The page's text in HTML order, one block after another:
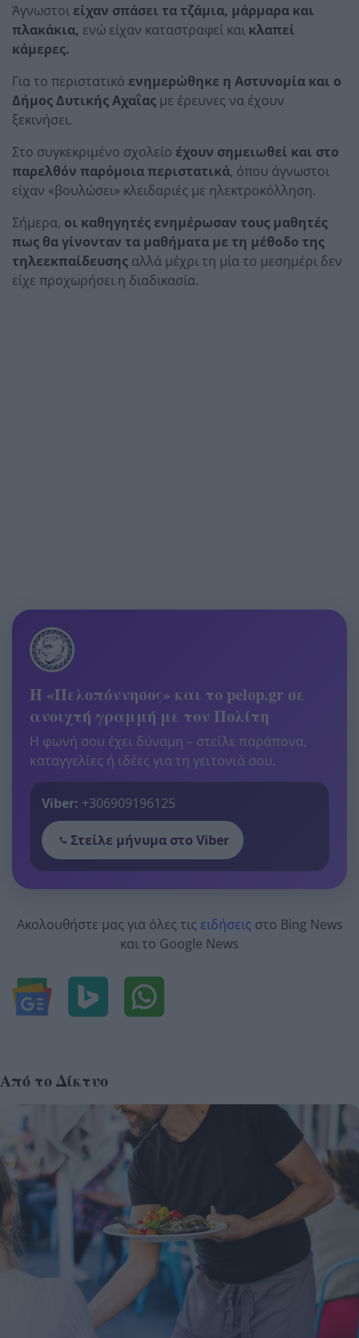
Άγνωστοι είχαν σπάσει τα τζάμια, μάρμαρα και
πλακάκια, ενώ είχαν καταστραφεί και κλαπεί
κάμερες.
Για το περιστατικό ενημερώθηκε η Αστυνομία και ο
Δήμος Δυτικής Αχαΐας με έρευνες να έχουν
ξεκινήσει.
Στο συγκεκριμένο σχολείο έχουν σημειωθεί και στο
παρελθόν παρόμοια περιστατικά, όπου άγνωστοι
είχαν «βουλώσει» κλειδαριές με ηλεκτροκόλληση.
Σήμερα, οι καθηγητές ενημέρωσαν τους μαθητές
πως θα γίνονταν τα μαθήματα με τη μέθοδο της
τηλεεκπαίδευσης αλλά μέχρι τη μία το μεσημέρι δεν
είχε προχωρήσει η διαδικασία.
Η «Πελοπόννησος» και το pelop.gr σε
ανοιχτή γραμμή με τον Πολίτη
Η φωνή σου έχει δύναμη – στείλε παράπονα,
καταγγελίες ή ιδέες για τη γειτονιά σου.
Viber: +306909196125
Στείλε μήνυμα στο Viber
Ακολουθήστε μας για όλες τις ειδήσεις στο Bing News
και το Google News
Από το Δίκτυο